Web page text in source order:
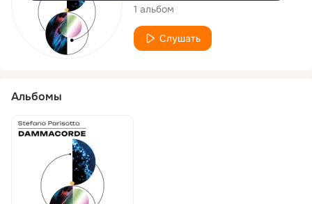
1 альбом
Слушать
Альбомы